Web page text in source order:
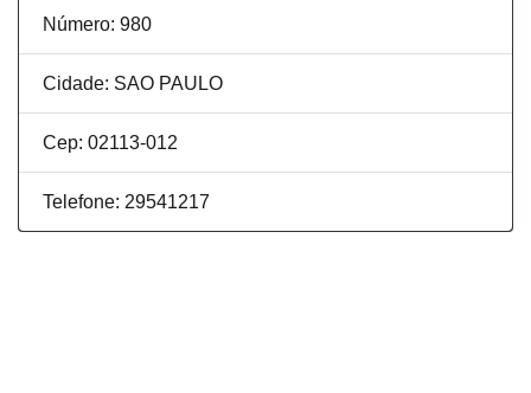
Número: 980
Cidade: SAO PAULO
Cep: 02113-012
Telefone: 29541217